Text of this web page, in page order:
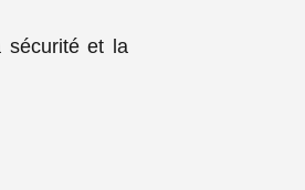
sécurité et la